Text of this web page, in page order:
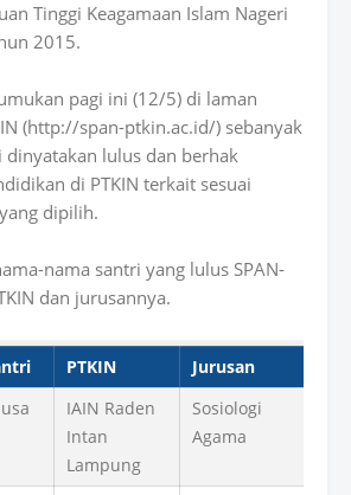
Tinggi Keagamaan Islam Nageri
2015.
pagi ini (12/5) di laman
(http://span-ptkin.ac.id/) sebanyak
lulus dan berhak
di PTKIN terkait sesuai
dipilih.
nama santri yang lulus SPAN-
dan jurusannya.
PTKIN
Jurusan
IAIN Raden
Intan
Lampung
Sosiologi
Agama